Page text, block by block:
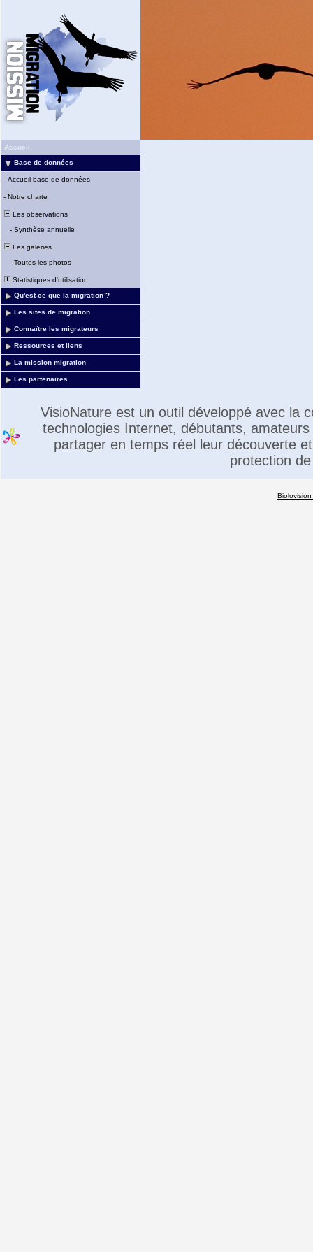
Accueil
Base de données
- Accueil base de données
- Notre charte
Les observations
- Synthèse annuelle
Les galeries
- Toutes les photos
Statistiques d'utilisation
Qu'est-ce que la migration ?
Les sites de migration
Connaître les migrateurs
Ressources et liens
La mission migration
Les partenaires
VisioNature est un outil développé avec la
technologies Internet, débutants,
partager en temps réel leur découverte
protection
Biolovision